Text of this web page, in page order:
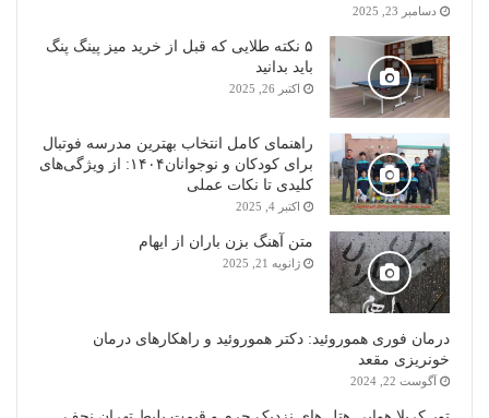
دسامبر 23, 2025
۵ نکته طلایی که قبل از خرید میز پینگ پنگ
باید بدانید
اکتبر 26, 2025
راهنمای کامل انتخاب بهترین مدرسه فوتبال
برای کودکان و نوجوانان۱۴۰۴: از ویژگی‌های
کلیدی تا نکات عملی
اکتبر 4, 2025
متن آهنگ بزن باران از ایهام
ژانویه 21, 2025
درمان فوری هموروئید: دکتر هموروئید و راهکارهای درمان
خونریزی مقعد
آگوست 22, 2024